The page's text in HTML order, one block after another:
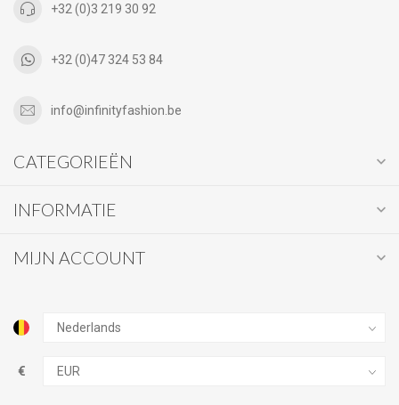
+32 (0)3 219 30 92
+32 (0)47 324 53 84
info@infinityfashion.be
CATEGORIEËN
INFORMATIE
MIJN ACCOUNT
€